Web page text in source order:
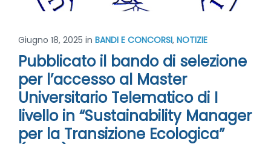
Giugno 18, 2025 in BANDI E CONCORSI, NOTIZIE
Pubblicato il bando di selezione
per l’accesso al Master
Universitario Telematico di I
livello in “Sustainability Manager
per la Transizione Ecologica”